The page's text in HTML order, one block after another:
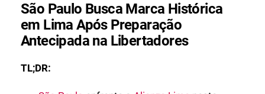
São Paulo Busca Marca Histórica
em Lima Após Preparação
Antecipada na Libertadores
TL;DR: